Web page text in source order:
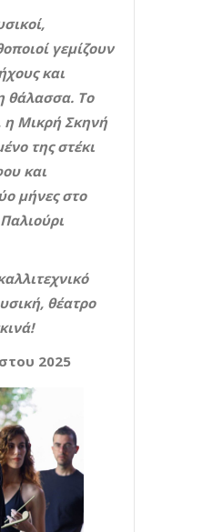
γεμίζουν
και
θάλασσα. Το
η Μικρή Σκηνή
της στέκι
και
μήνες στο
θέατρο
2025